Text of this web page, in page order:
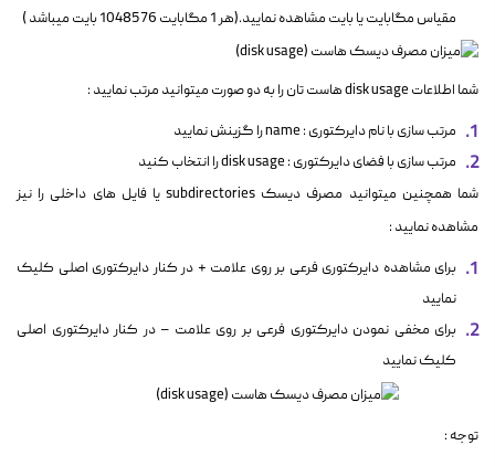
مقیاس مگابایت یا بایت مشاهده نمایید.(هر 1 مگابایت 1048576 بایت میباشد )
شما اطلاعات disk usage هاست تان را به دو صورت میتوانید مرتب نمایید :
مرتب سازی با نام دایرکتوری : name را گزینش نمایید
مرتب سازی با فضای دایرکتوری : disk usage را انتخاب کنید
شما همچنین میتوانید مصرف دیسک subdirectories یا فایل های داخلی را نیز
مشاهده نمایید :
برای مشاهده دایرکتوری فرعی بر روی علامت + در کنار دایرکتوری اصلی کلیک
نمایید
برای مخفی نمودن دایرکتوری فرعی بر روی علامت – در کنار دایرکتوری اصلی
کلیک نمایید
توجه :